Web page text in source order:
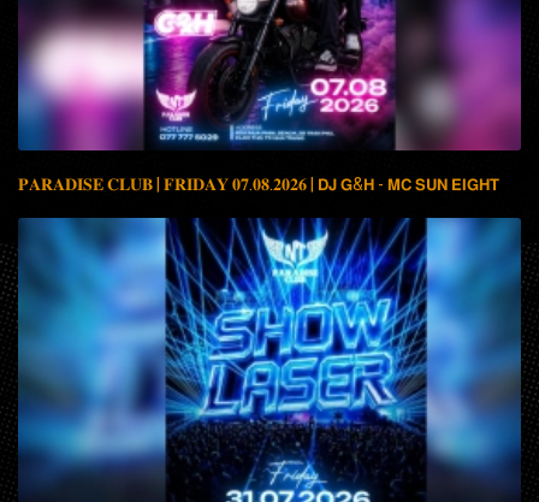
𝐏𝐀𝐑𝐀𝐃𝐈𝐒𝐄 𝐂𝐋𝐔𝐁 | 𝐅𝐑𝐈𝐃𝐀𝐘 𝟎𝟕.𝟎𝟖.𝟐𝟎𝟐𝟔 | 𝗗𝗝 𝗚&𝗛 - 𝗠𝗖 𝗦𝗨𝗡 𝗘𝗜𝗚𝗛𝗧